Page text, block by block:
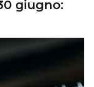
giugno: